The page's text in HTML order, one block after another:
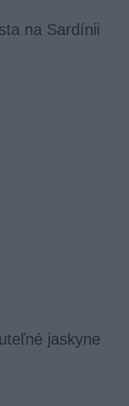
na Sardínii
jaskyne